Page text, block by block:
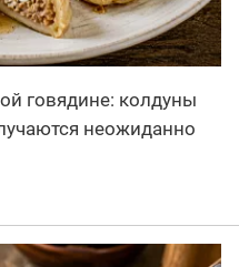
говядине: колдуны
неожиданно